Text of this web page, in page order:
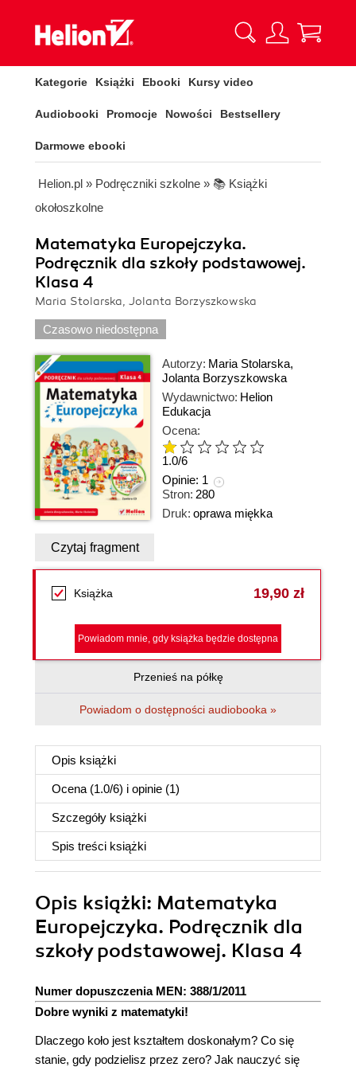
Kategorie Książki Ebooki Kursy video
Audiobooki Promocje Nowości Bestsellery
Darmowe ebooki
Helion.pl » Podręczniki szkolne » 📚 Książki
okołoszkolne
Matematyka Europejczyka.
Podręcznik dla szkoły podstawowej.
Klasa 4
Maria Stolarska, Jolanta Borzyszkowska
Czasowo niedostępna
Autorzy: Maria Stolarska,
Jolanta Borzyszkowska
Wydawnictwo: Helion
Edukacja
Ocena:
1.0/6
Opinie: 1
Stron: 280
Druk: oprawa miękka
Czytaj fragment
Książka 19,90 zł
Powiadom mnie, gdy książka będzie dostępna
Przenieś na półkę
Powiadom o dostępności audiobooka »
Opis książki
Ocena (1.0/6) i opinie (1)
Szczegóły książki
Spis treści książki
Opis książki: Matematyka
Europejczyka. Podręcznik dla
szkoły podstawowej. Klasa 4
Numer dopuszczenia MEN: 388/1/2011
Dobre wyniki z matematyki!
Dlaczego koło jest kształtem doskonałym? Co się
stanie, gdy podzielisz przez zero? Jak nauczyć się